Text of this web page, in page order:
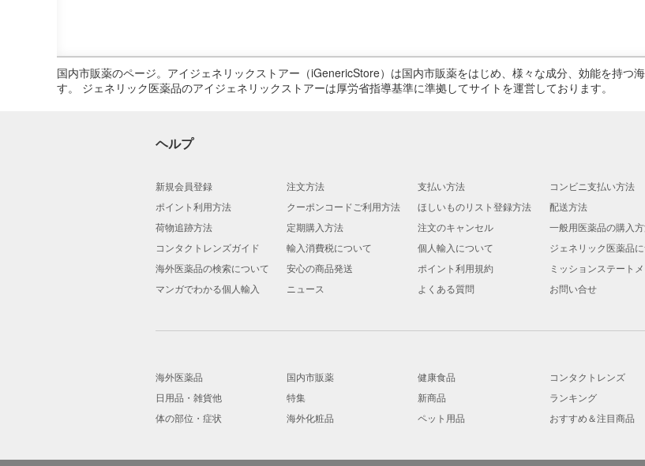
国内市販薬のページ。アイジェネリックストアー（iGenericStore）は国内市販薬をはじめ、様々な成分、効能を持つ
す。 ジェネリック医薬品のアイジェネリックストアーは厚労省指導基準に準拠してサイトを運営しております。
ヘルプ
新規会員登録 注文方法 支払い方法
コンビニ支払い方法
ポイント利用方法
クーポンコードご利用方法 ほしいものリスト登録方法
配送方法
荷物追跡方法
定期購入方法 注文のキャンセル
一般用医薬品の購入
コンタクトレンズガイド
輸入消費税について 個人輸入について
ジェネリック医薬品
海外医薬品の検索について
安心の商品発送 ポイント利用規約
ミッションステートメ
マンガでわかる個人輸入
ニュース よくある質問 お問い合せ
海外医薬品 国内市販薬 健康食品
コンタクトレンズ
日用品・雑貨他
特集 新商品
ランキング
体の部位・症状
海外化粧品 ペット用品 おすすめ＆注目商品